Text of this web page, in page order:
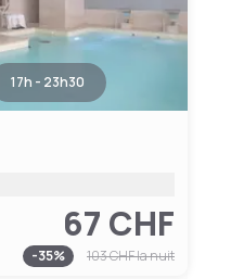
17h - 23h30
67 CHF
-35% 103 CHFla nuit